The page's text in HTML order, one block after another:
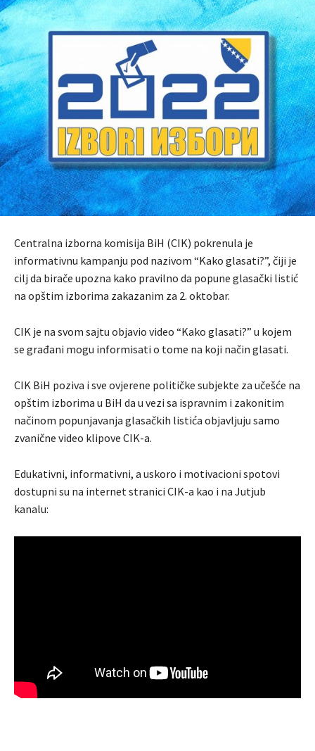
Centralna izborna komisija BiH (CIK) pokrenula je
informativnu kampanju pod nazivom “Kako glasati?”, čiji je
cilj da birače upozna kako pravilno da popune glasački listić
na opštim izborima zakazanim za 2. oktobar.
CIK je na svom sajtu objavio video “Kako glasati?” u kojem
se građani mogu informisati o tome na koji način glasati.
CIK BiH poziva i sve ovjerene političke subjekte za učešće na
opštim izborima u BiH da u vezi sa ispravnim i zakonitim
načinom popunjavanja glasačkih listića objavljuju samo
zvanične video klipove CIK-a.
Edukativni, informativni, a uskoro i motivacioni spotovi
dostupni su na internet stranici CIK-a kao i na Jutjub
kanalu: